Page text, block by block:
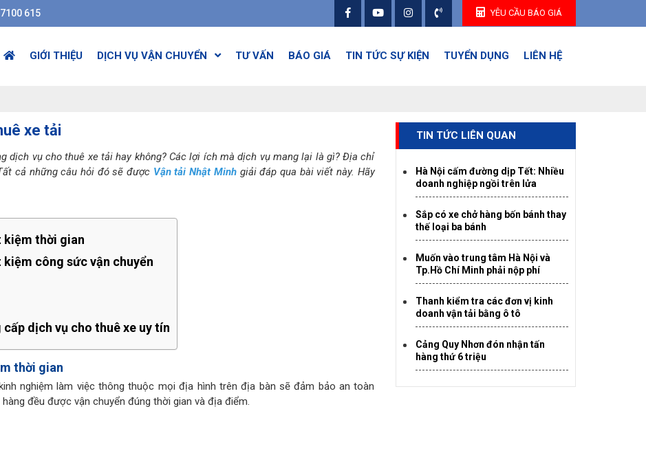
615 YÊU CẦU BÁO GIÁ
GIỚI THIỆU DỊCH VỤ VẬN CHUYỂN TƯ VẤN BÁO GIÁ TIN TỨC SỰ KIỆN TUYỂN DỤNG LIÊN HỆ
xe tải
dịch vụ cho thuê xe tải hay không? Các lợi ích mà dịch vụ mang lại là gì? Địa chỉ
cả những câu hỏi đó sẽ được Vận tải Nhật Minh giải đáp qua bài viết này. Hãy
kiệm thời gian
công sức vận chuyển
dịch vụ cho thuê xe uy tín
thời gian
nghiệm làm việc thông thuộc mọi địa hình trên địa bàn sẽ đảm bảo an toàn
đều được vận chuyển đúng thời gian và địa điểm.
TIN TỨC LIÊN QUAN
Hà Nội cấm đường dịp Tết: Nhiều
doanh nghiệp ngồi trên lửa
Sắp có xe chở hàng bốn bánh thay
thế loại ba bánh
Muốn vào trung tâm Hà Nội và
Tp.Hồ Chí Minh phải nộp phí
Thanh kiểm tra các đơn vị kinh
doanh vận tải bằng ô tô
Cảng Quy Nhơn đón nhận tấn
hàng thứ 6 triệu